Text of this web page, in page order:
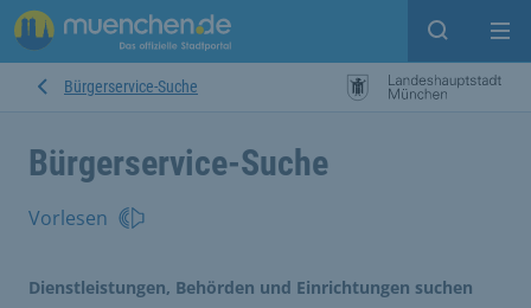
Suche
Bürgerservice-Suche
Bürgerservice-Suche
Vorlesen
Dienstleistungen, Behörden und Einrichtungen suchen